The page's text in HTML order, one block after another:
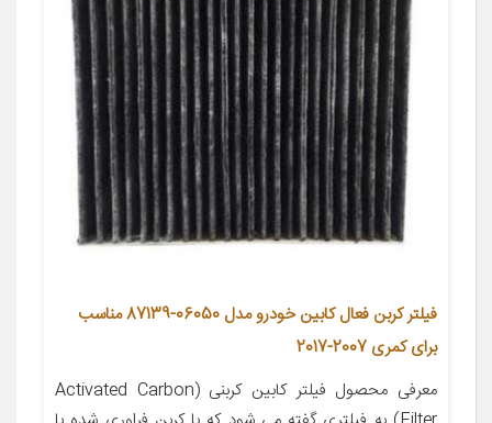
فیلتر کربن فعال کابین خودرو مدل 06050-87139 مناسب
برای کمری 2007-2017
معرفی محصول فیلتر کابین کربنی (Activated Carbon